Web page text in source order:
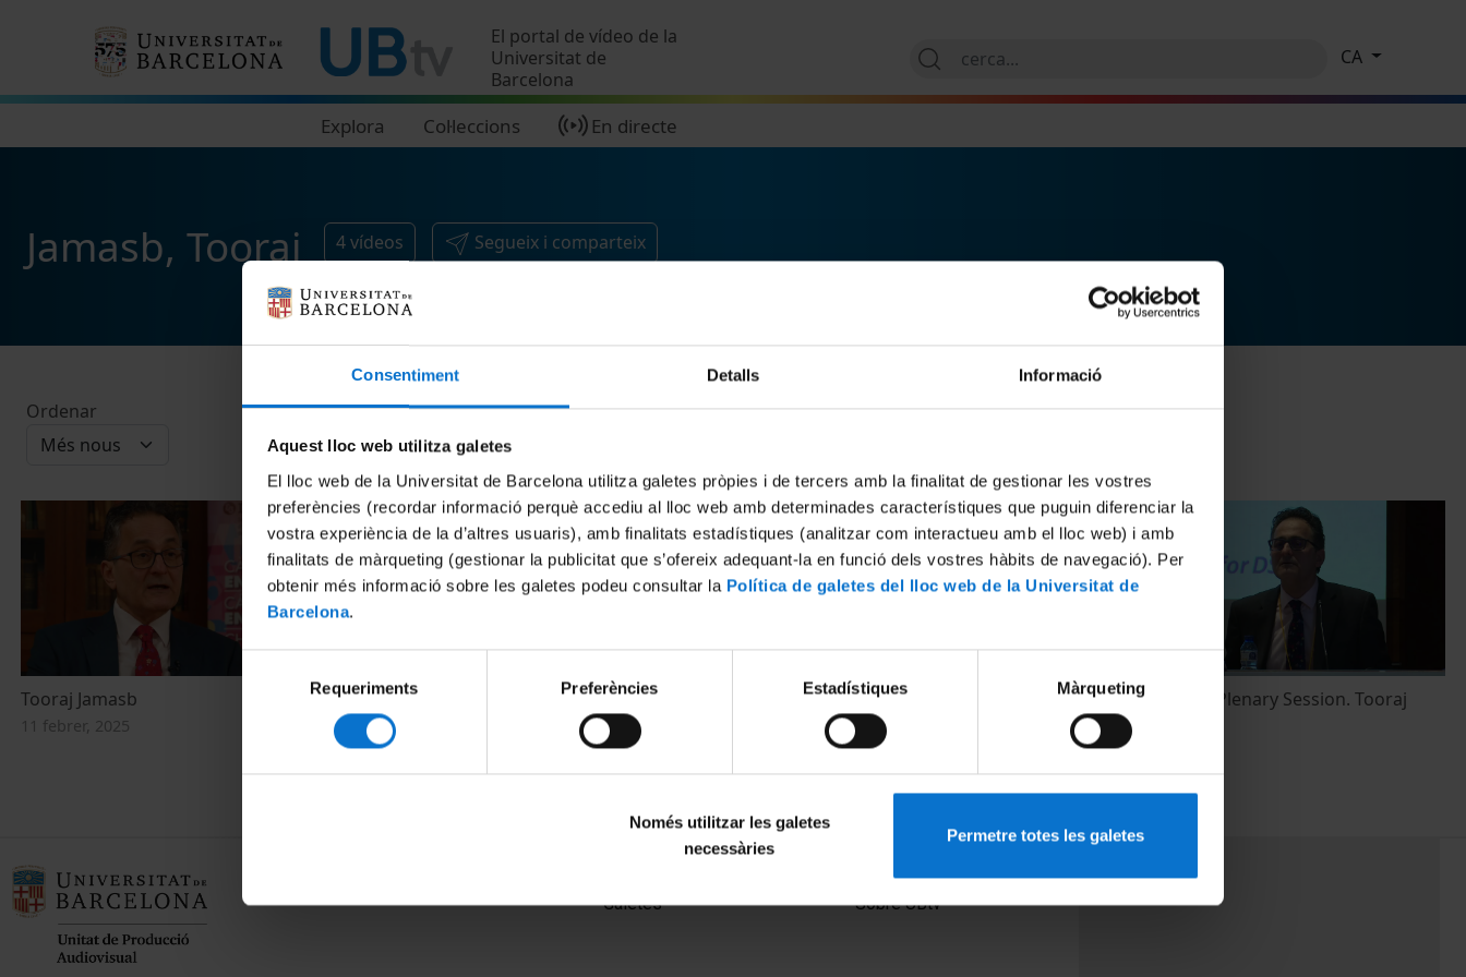
Consentiment Detalls Informació
Aquest lloc web utilitza galetes
El lloc web de la Universitat de Barcelona utilitza galetes pròpies i de tercers amb la finalitat de gestionar les vostres
preferències (recordar informació perquè accediu al lloc web amb determinades característiques que puguin diferenciar la
vostra experiència de la d’altres usuaris), amb finalitats estadístiques (analitzar com interactueu amb el lloc web) i amb
finalitats de màrqueting (gestionar la publicitat que s’ofereix adequant-la en funció dels vostres hàbits de navegació). Per
obtenir més informació sobre les galetes podeu consultar la Política de galetes del lloc web de la Universitat de
Barcelona.
consentiment
Requeriments Preferències Estadístiques Màrqueting
Només utilitzar les galetes
necessàries
Permetre totes les galetes
El portal de vídeo de la
Universitat de
Barcelona
Explora Col·leccions En directe
CA
Jamasb, Tooraj 4vídeos Segueix i comparteix
Ordenar
Tooraj Jamasb
11 febrer, 2025
Green Markets
18 febrer, 2022
The Challenges of the Energy Sector
23 març, 2017
Presentation. Plenary Session. Tooraj
Jamasb
7 febrer, 2017
Galetes
Sobre UBtv